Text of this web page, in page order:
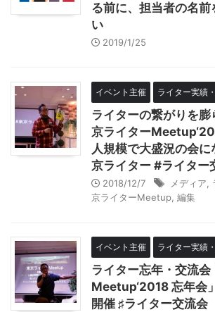
る前に、担当者の名前
い
2019/1/25
イベント主催 ライター実績
ライターの繋がりを
京ライター
人規模で大盛況の会
京ライター #ライター
2018/12/7 メディア
京ライターMeetup 編集
イベント主催 ライター実績
ライター忘年・交流
Meetup‘2018 忘年会
開催 ♯ライター交流会